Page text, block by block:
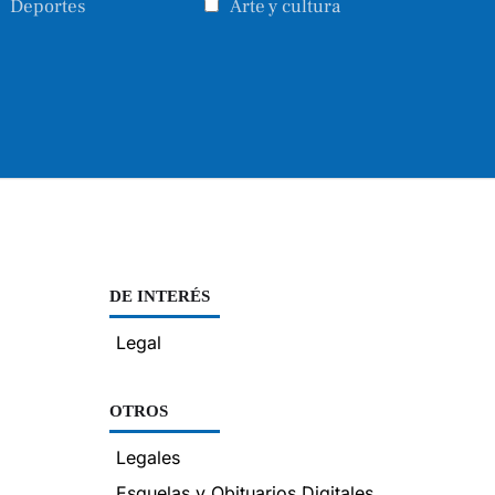
Deportes
Arte y cultura
DE INTERÉS
Legal
OTROS
Legales